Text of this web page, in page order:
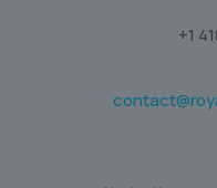
+1